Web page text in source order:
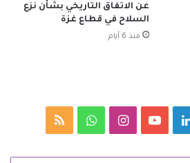
عن الاتفاق التاريخي بشأن نزع
السلاح في قطاع غزة
منذ 6 أيام
لينكدإن‫YouTubeانستقرامواتسابملخص